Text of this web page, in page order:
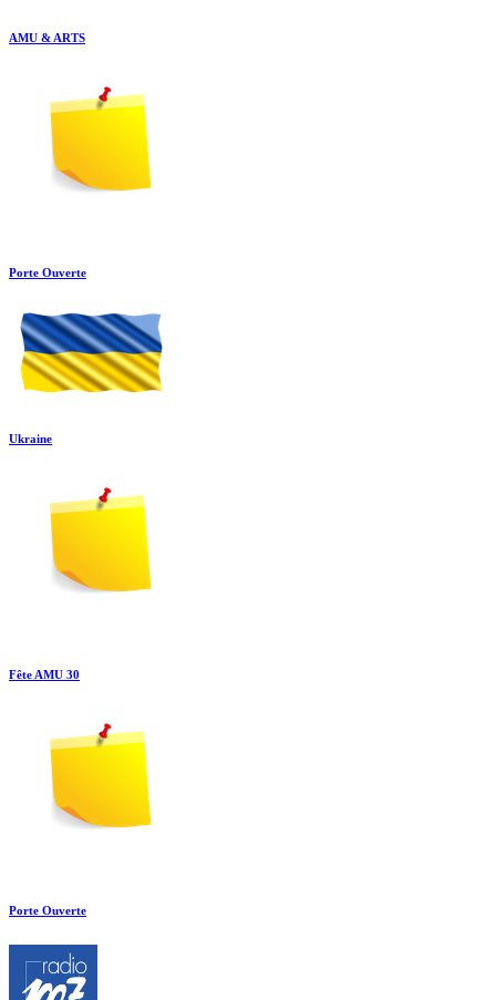
AMU & ARTS
Porte Ouverte
Ukraine
Fête AMU 30
Porte Ouverte